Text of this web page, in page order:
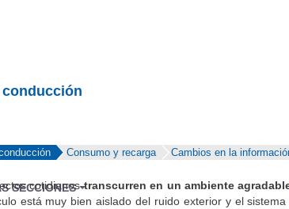
SECCIONES
Consumo y recarga Cambios en la
cotidianostranscurren en un ambiente
está muy bien aislado del ruido exterior y el